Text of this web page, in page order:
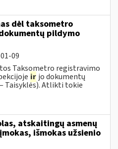
dėl taksometro
pildymo
09
Taksometro registravimo
ir jo dokumentų
Taisyklės). Atlikti tokie
atskaitingų asmenų
išmokas užsienio